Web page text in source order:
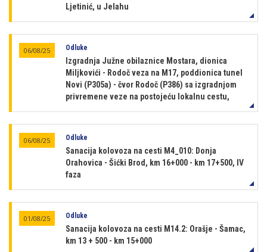
Ljetinić, u Jelahu
06/08/25 Odluke
Izgradnja Južne obilaznice Mostara, dionica
Miljkovići - Rodoč veza na M17, poddionica tunel
Novi (P305a) - čvor Rodoč (P386) sa izgradnjom
privremene veze na postojeću lokalnu cestu,
06/08/25 Odluke
Sanacija kolovoza na cesti M4_010: Donja
Orahovica - Šićki Brod, km 16+000 - km 17+500, IV
faza
01/08/25 Odluke
Sanacija kolovoza na cesti M14.2: Orašje - Šamac,
km 13 + 500 - km 15+000